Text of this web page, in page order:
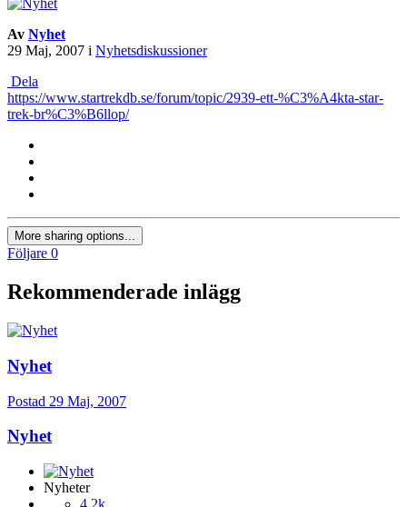
Av Nyhet
29 Maj, 2007 i Nyhetsdiskussioner
Dela
https://www.startrekdb.se/forum/topic/2939-ett-%C3%A4kta-star-
trek-br%C3%B6llop/
More sharing options...
Följare 0
Rekommenderade inlägg
Nyhet
Postad 29 Maj, 2007
Nyhet
Nyheter
4,2k